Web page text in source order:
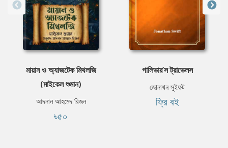
মায়ান ও অ্যাজটেক মিথলজি
(মাইকেল শুমান)
আদনান আহমেদ রিজন
৳৫০
গালিভার’স ট্রাভেলস
জোনাথন সুইফট
ফ্রি বই